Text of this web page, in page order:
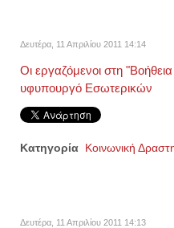
Δευτέρα, 11 Απριλίου 2011 14:14
Οι εργαζόμενοι στη
υφυπουργό Εσωτερικών
Κατηγορία Κοινωνική
Δευτέρα, 11 Απριλίου 2011 14:13